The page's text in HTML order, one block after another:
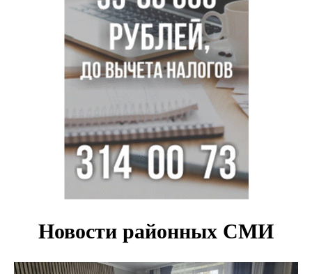
Новосибирские хирурги спасли сердце восьмиклассницы
с донорским клапаном